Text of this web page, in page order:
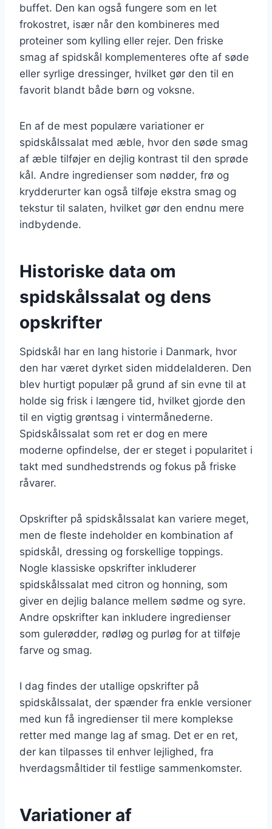
buffet. Den kan også fungere som en let
frokostret, især når den kombineres med
proteiner som kylling eller rejer. Den friske
smag af spidskål komplementeres ofte af søde
eller syrlige dressinger, hvilket gør den til en
favorit blandt både børn og voksne.
En af de mest populære variationer er
spidskålssalat med æble, hvor den søde smag
af æble tilføjer en dejlig kontrast til den sprøde
kål. Andre ingredienser som nødder, frø og
krydderurter kan også tilføje ekstra smag og
tekstur til salaten, hvilket gør den endnu mere
indbydende.
Historiske data om
spidskålssalat og dens
opskrifter
Spidskål har en lang historie i Danmark, hvor
den har været dyrket siden middelalderen. Den
blev hurtigt populær på grund af sin evne til at
holde sig frisk i længere tid, hvilket gjorde den
til en vigtig grøntsag i vintermånederne.
Spidskålssalat som ret er dog en mere
moderne opfindelse, der er steget i popularitet i
takt med sundhedstrends og fokus på friske
råvarer.
Opskrifter på spidskålssalat kan variere meget,
men de fleste indeholder en kombination af
spidskål, dressing og forskellige toppings.
Nogle klassiske opskrifter inkluderer
spidskålssalat med citron og honning, som
giver en dejlig balance mellem sødme og syre.
Andre opskrifter kan inkludere ingredienser
som gulerødder, rødløg og purløg for at tilføje
farve og smag.
I dag findes der utallige opskrifter på
spidskålssalat, der spænder fra enkle versioner
med kun få ingredienser til mere komplekse
retter med mange lag af smag. Det er en ret,
der kan tilpasses til enhver lejlighed, fra
hverdagsmåltider til festlige sammenkomster.
Variationer af